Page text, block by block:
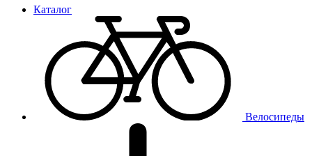
Каталог
Велосипеды